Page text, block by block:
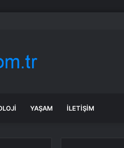
Arjantin’i 1-0 Yenen
YAŞAM İLETIŞIM